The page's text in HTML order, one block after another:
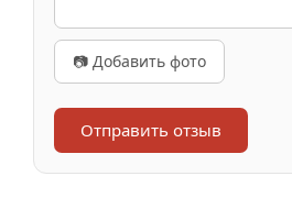
📷 Добавить фото
Отправить отзыв